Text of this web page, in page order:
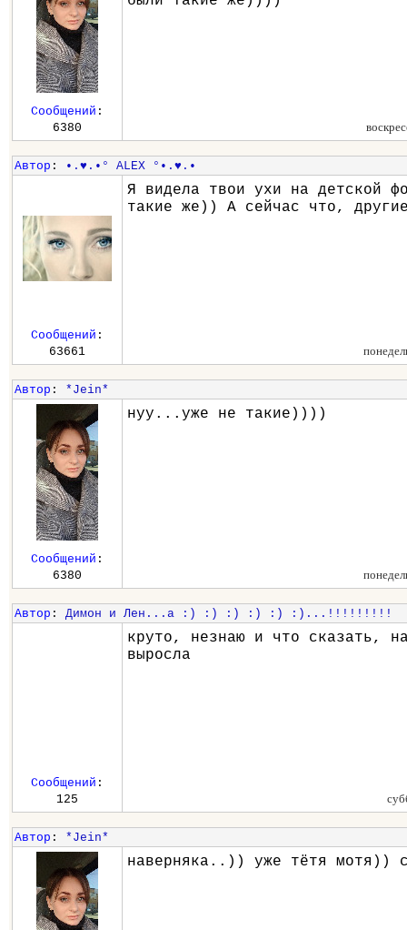
Сообщений :
6380
Автор : •.♥.•° ALEX °•.♥.•
Я видела твои ухи на детской
такие же)) А сейчас что,
Сообщений :
63661
Автор : *Jein*
нуу...уже не такие))))
Сообщений :
6380
Автор : Димон и Лен...а :) :) :) :) :) :)...!!!!!!!!!
круто, незнаю и что сказать,
выросла
Сообщений :
125
Автор : *Jein*
наверняка..)) уже тётя мотя))